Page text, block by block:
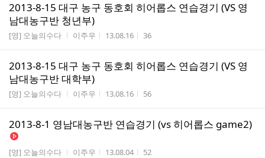
2013-8-15 대구 농구 동호회 히어롭스 연습경기 (VS 영
남대농구반 청년부)
게시판명
[영] 오늘의수다 작성자
이주우 작성시간
13.08.16 조회수
36
2013-8-15 대구 농구 동호회 히어롭스 연습경기 (VS 영
남대농구반 대학부)
게시판명
[영] 오늘의수다 작성자
이주우 작성시간
13.08.16 조회수
56
2013-8-1 영남대농구반 연습경기 (vs 히어롭스 game2)
게시판명
[영] 오늘의수다 작성자
이주우 작성시간
13.08.04 조회수
52